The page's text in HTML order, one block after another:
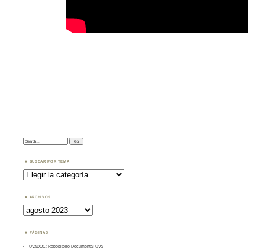
Search:
BUSCAR POR TEMA
Buscar
por
Tema
ARCHIVOS
Archivos
PÁGINAS
UVaDOC: Repositorio Documental UVa